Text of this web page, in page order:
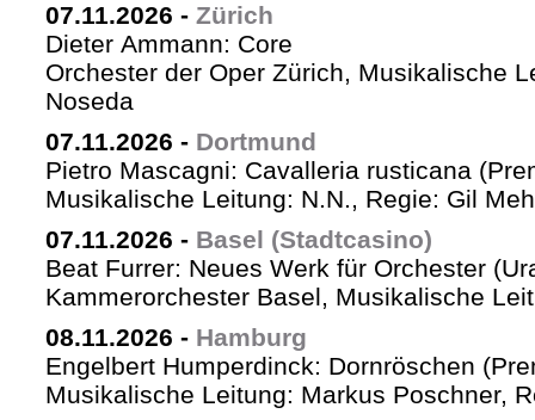
07.11.2026 - Zürich
Dieter Ammann: Core
Orchester der Oper Zürich, Musikalische
Noseda
07.11.2026 - Dortmund
Pietro Mascagni: Cavalleria rusticana
Musikalische Leitung: N.N., Regie: Gil
07.11.2026 - Basel (Stadtcasino)
Beat Furrer: Neues Werk für Orchester
Kammerorchester Basel, Musikalische
08.11.2026 - Hamburg
Engelbert Humperdinck: Dornröschen
Musikalische Leitung: Markus Poschner,